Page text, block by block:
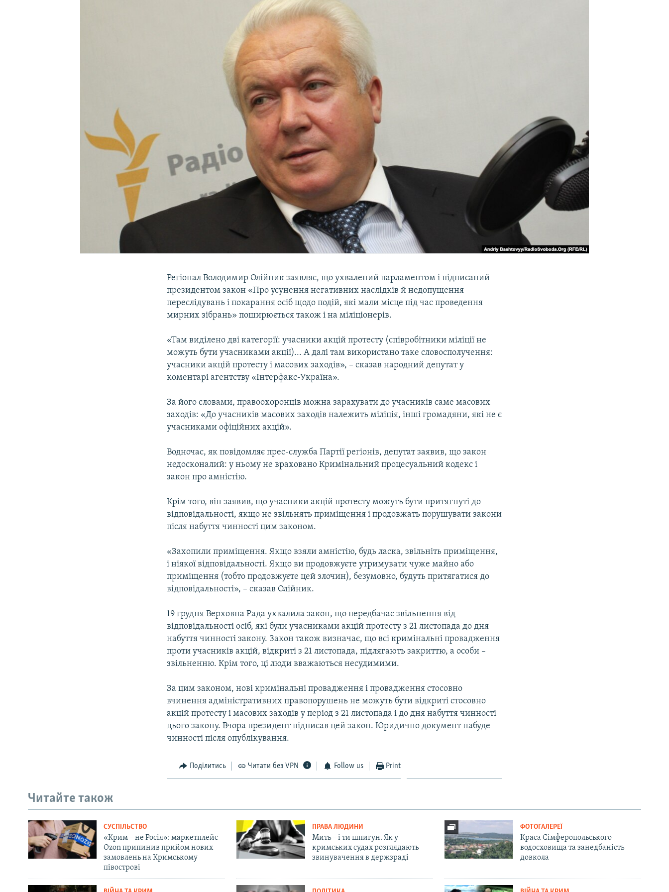
Регіонал Володимир Олійник заявляє, що ухвалений парламентом і підписаний
президентом закон «Про усунення негативних наслідків й недопущення
переслідувань і покарання осіб щодо подій, які мали місце під час проведення
мирних зібрань» поширюється також і на міліціонерів.
«Там виділено дві категорії: учасники акцій протесту (співробітники міліції не
можуть бути учасниками акції)... А далі там використано таке словосполучення:
учасники акцій протесту і масових заходів», – сказав народний депутат у
коментарі агентству «Інтерфакс-Україна».
За його словами, правоохоронців можна зарахувати до учасників саме масових
заходів: «До учасників масових заходів належить міліція, інші громадяни, які не є
учасниками офіційних акцій».
Водночас, як повідомляє прес-служба Партії регіонів, депутат заявив, що закон
недосконалий: у ньому не враховано Кримінальний процесуальний кодекс і
закон про амністію.
Крім того, він заявив, що учасники акцій протесту можуть бути притягнуті до
відповідальності, якщо не звільнять приміщення і продовжать порушувати закони
після набуття чинності цим законом.
«Захопили приміщення. Якщо взяли амністію, будь ласка, звільніть приміщення,
і ніякої відповідальності. Якщо ви продовжуєте утримувати чуже майно або
приміщення (тобто продовжуєте цей злочин), безумовно, будуть притягатися до
відповідальності», – сказав Олійник.
19 грудня Верховна Рада ухвалила закон, що передбачає звільнення від
відповідальності осіб, які були учасниками акцій протесту з 21 листопада до дня
набуття чинності закону. Закон також визначає, що всі кримінальні провадження
проти учасників акцій, відкриті з 21 листопада, підлягають закриттю, а особи –
звільненню. Крім того, ці люди вважаються несудимими.
За цим законом, нові кримінальні провадження і провадження стосовно
вчинення адміністративних правопорушень не можуть бути відкриті стосовно
акцій протесту і масових заходів у період з 21 листопада і до дня набуття чинності
цього закону. Вчора президент підписав цей закон. Юридично документ набуде
чинності після опублікування.
Поділитись Читати без VPN Follow us Print
Читайте також
СУСПІЛЬСТВО
«Крим – не Росія»: маркетплейс
Ozon припинив прийом нових
замовлень на Кримському
півострові
ПРАВА ЛЮДИНИ
Мить – і ти шпигун. Як у
кримських судах розглядають
звинувачення в держзраді
ФОТОГАЛЕРЕЇ
Краса Сімферопольського
водосховища та занедбаність
довкола